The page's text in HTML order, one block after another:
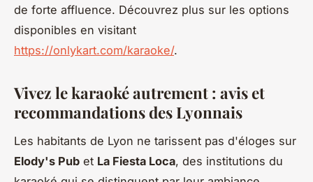
de forte affluence. Découvrez plus sur les options
disponibles en visitant
https://onlykart.com/karaoke/.
Vivez le karaoké autrement : avis et
recommandations des Lyonnais
Les habitants de Lyon ne tarissent pas d'éloges sur
Elody's Pub et La Fiesta Loca, des institutions du